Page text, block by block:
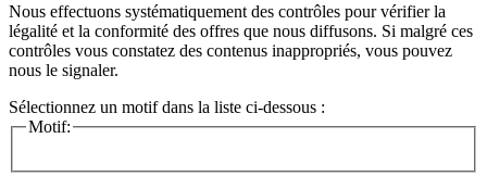
Nous effectuons systématiquement des contrôles pour vérifier la
légalité et la conformité des offres que nous diffusons. Si malgré ces
contrôles vous constatez des contenus inappropriés, vous pouvez
nous le signaler.
Sélectionnez un motif dans la liste ci-dessous :
Motif: